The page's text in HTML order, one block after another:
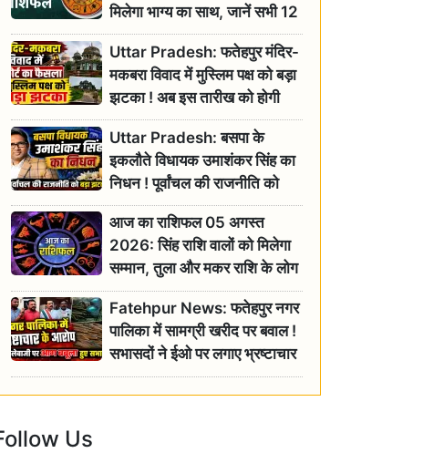
मिलेगा भाग्य का साथ, जानें सभी 12
राशियों का दैनिक भाग्यफल
Uttar Pradesh: फतेहपुर मंदिर-
मकबरा विवाद में मुस्लिम पक्ष को बड़ा
झटका ! अब इस तारीख को होगी
सुनवाई
Uttar Pradesh: बसपा के
इकलौते विधायक उमाशंकर सिंह का
निधन ! पूर्वांचल की राजनीति को
बड़ा झटका, योगी ने जताया दुःख
आज का राशिफल 05 अगस्त
2026: सिंह राशि वालों को मिलेगा
सम्मान, तुला और मकर राशि के लोग
रहें सतर्क
Fatehpur News: फतेहपुर नगर
पालिका में सामग्री खरीद पर बवाल !
सभासदों ने ईओ पर लगाए भ्रष्टाचार
के गंभीर आरोप
Us